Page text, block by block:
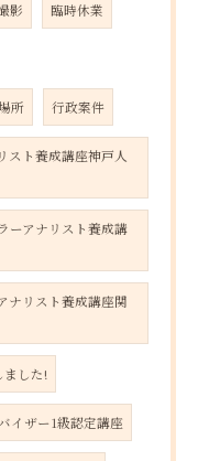
影 臨時休業
所 行政案件
スト養成講座神戸人
ーアナリスト養成講
ナリスト養成講座関
ました!
イザー1級認定講座